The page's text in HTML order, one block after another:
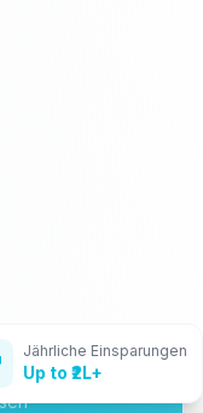
Jährliche Einsparungen
Up to ₹2L+